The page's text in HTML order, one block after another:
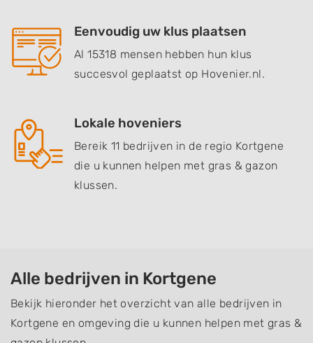
Eenvoudig uw klus plaatsen
Al 15318 mensen hebben hun klus
succesvol geplaatst op Hovenier.nl.
Lokale hoveniers
Bereik 11 bedrijven in de regio Kortgene
die u kunnen helpen met gras & gazon
klussen.
Alle bedrijven in Kortgene
Bekijk hieronder het overzicht van alle bedrijven in
Kortgene en omgeving die u kunnen helpen met gras &